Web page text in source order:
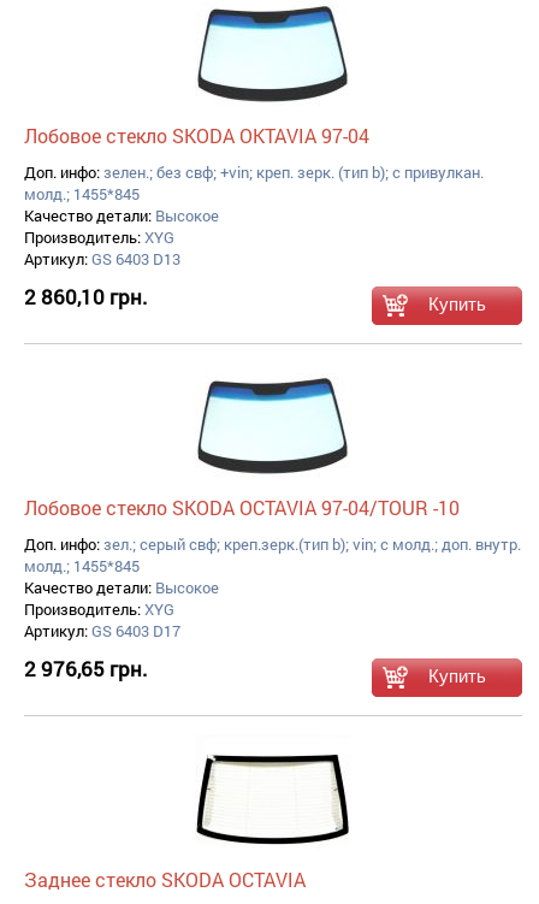
Лобовое стекло SKODA OKTAVIA 97-04
Доп. инфо:зелен.; без свф; +vin; креп. зерк. (тип b); с привулкан.
молд.; 1455*845
Качество детали: Высокое
Производитель:XYG
Артикул:GS 6403 D13
2 860,10 грн.
Лобовое стекло SKODA OCTAVIA 97-04/TOUR -10
Доп. инфо:зел.; серый свф; креп.зерк.(тип b); vin; с молд.; доп. внутр.
молд.; 1455*845
Качество детали: Высокое
Производитель:XYG
Артикул:GS 6403 D17
2 976,65 грн.
Заднее стекло SKODA OCTAVIA